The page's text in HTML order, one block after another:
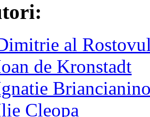
al
de Kronstadt
Cleopa